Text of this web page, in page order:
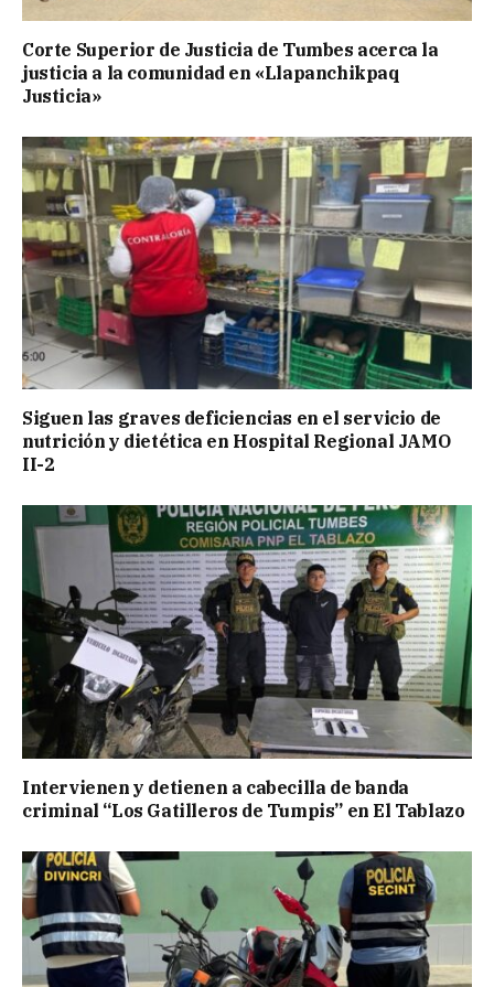
Corte Superior de Justicia de Tumbes acerca la
justicia a la comunidad en «Llapanchikpaq
Justicia»
Siguen las graves deficiencias en el servicio de
nutrición y dietética en Hospital Regional JAMO
II-2
Intervienen y detienen a cabecilla de banda
criminal “Los Gatilleros de Tumpis” en El Tablazo